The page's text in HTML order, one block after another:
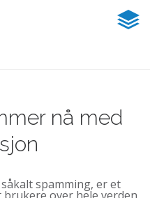
nå med
spamming, er et